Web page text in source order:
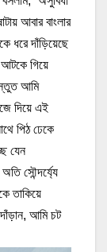
আবার বাংলার
ধরে দাঁড়িয়েছে
আটকে গিয়ে
আমি
দিয়ে এই
পিঠ ঢেকে
যেন
সৌন্দর্য্যে
তাকিয়ে
আমি চট